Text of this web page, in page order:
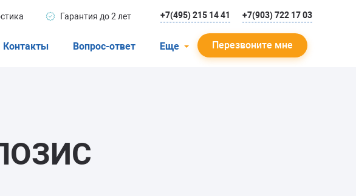
Гарантия до 2 лет +7(495) 215 14 41 +7(903) 722 17 03
Контакты Вопрос-ответ Еще Перезвоните мне